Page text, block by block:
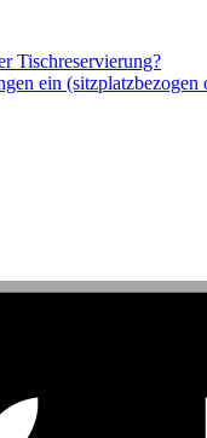
Tischreservierung?
ein (sitzplatzbezogen